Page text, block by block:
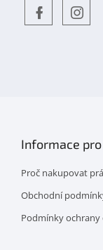
Informace
Proč nakupovat
Obchodní
Podmínky